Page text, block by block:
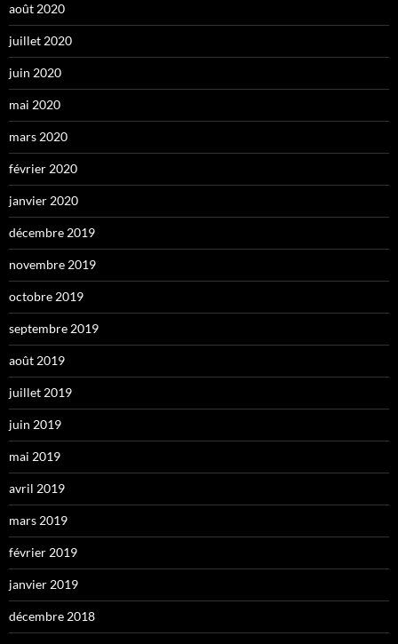
août 2020
juillet 2020
juin 2020
mai 2020
mars 2020
février 2020
janvier 2020
décembre 2019
novembre 2019
octobre 2019
septembre 2019
août 2019
juillet 2019
juin 2019
mai 2019
avril 2019
mars 2019
février 2019
janvier 2019
décembre 2018